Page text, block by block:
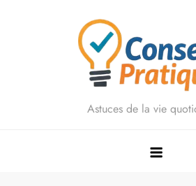
Astuces de la vie